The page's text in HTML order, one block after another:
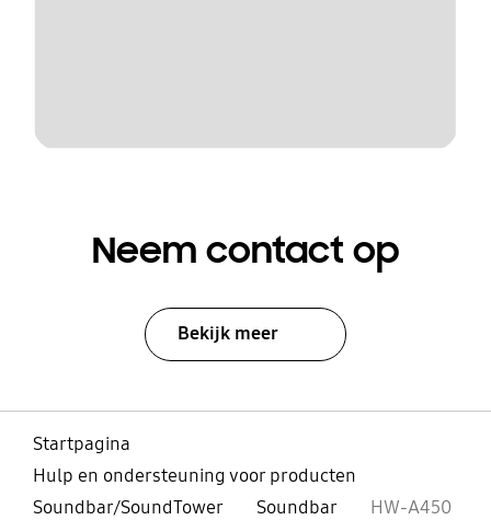
Neem contact op
Bekijk meer
Startpagina
Hulp en ondersteuning voor producten
Soundbar/SoundTower
Soundbar HW-A450